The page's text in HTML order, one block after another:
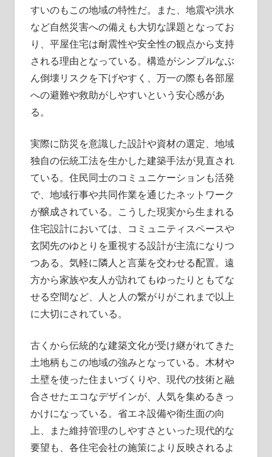
すいのもこの地域の特性だ。また、地震や洪水
など自然災害への備えも大切な課題となってお
り、平屋住宅は耐震性や安全性の観点から支持
される理由となっている。構造がシンプルなぶ
ん倒壊リスクを下げやすく、万一の際も各部屋
への避難や救助がしやすいという安心感があ
る。
実際に防災を意識した設計や資材の選定、地域
独自の伝統工法を生かした建築手法が見直され
ている。住民同士のコミュニケーションも活発
で、地域行事や共同作業を通じたネットワーク
が醸成されている。こうした現実から生まれる
住宅設計においては、コミュニティスペースや
玄関先のゆとりを重視する設計が主流になりつ
つある。気軽に隣人と言葉を交わせる配置。遠
方から家族や友人が訪れてもゆったりともてな
せる空間など、人と人の繋がりがこれまで以上
に大切にされている。
古くから伝統的な建築文化が受け継がれてきた
土地柄もこの地域の強みとなっている。木材や
土壁を使った住まいづくりや、現代の技術と融
合させたエコなデザインが、人気を集めるきっ
かけになっている。省エネ設備や衛生面の向
上、また維持管理のしやすさといった現代的な
要望も、各住宅会社の施策により反映されるよ